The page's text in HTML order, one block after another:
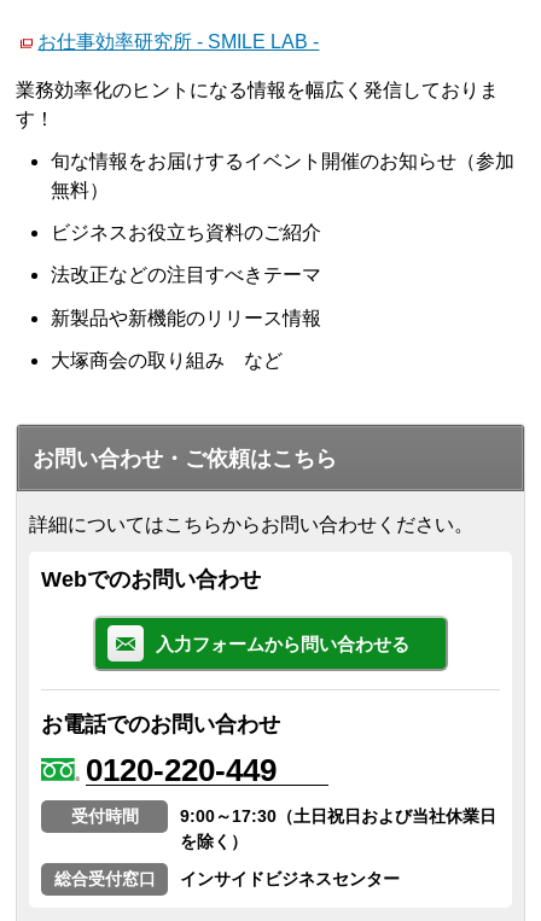
お仕事効率研究所 - SMILE LAB -
業務効率化のヒントになる情報を幅広く発信しておりま
す！
旬な情報をお届けするイベント開催のお知らせ（参加
無料）
ビジネスお役立ち資料のご紹介
法改正などの注目すべきテーマ
新製品や新機能のリリース情報
大塚商会の取り組み など
お問い合わせ・ご依頼はこちら
詳細についてはこちらからお問い合わせください。
Webでのお問い合わせ
入力フォームから問い合わせる
お電話でのお問い合わせ
0120-220-449
受付時間
9:00～17:30（土日祝日および当社休業日
を除く）
総合受付窓口
インサイドビジネスセンター